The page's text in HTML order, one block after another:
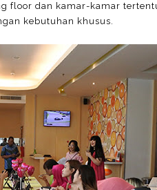
floor dan kamar-kamar
kebutuhan khusus.